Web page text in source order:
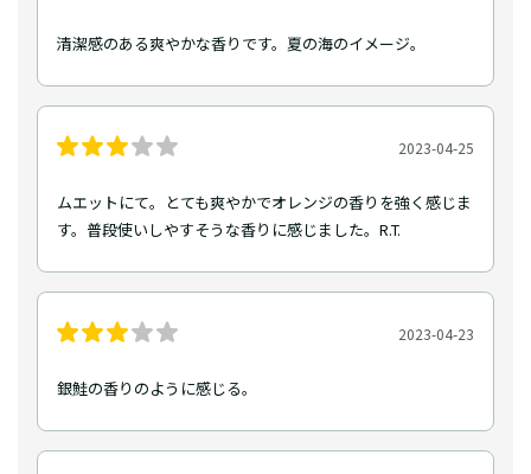
清潔感のある爽やかな香りです。夏の海のイメージ。
2023-04-25
ムエットにて。とても爽やかでオレンジの香りを強く感じま
す。普段使いしやすそうな香りに感じました。R.T.
2023-04-23
銀鮭の香りのように感じる。